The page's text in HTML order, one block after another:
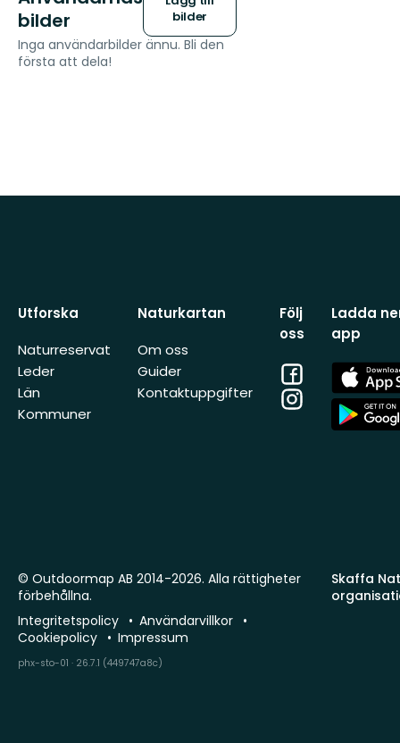
bilder
bilder
Inga användarbilder ännu. Bli den
första att dela!
Utforska
Naturreservat
Leder
Län
Kommuner
Naturkartan
Om oss
Guider
Kontaktuppgifter
Följ
oss
Facebook
Instagram
Ladda
app
App
Store
App
Store
Skaffa
© Outdoormap AB 2014-2026. Alla rättigheter
förbehållna.
Integritetspolicy
Användarvillkor
Cookiepolicy
Impressum
phx-sto-01 · 26.7.1 (449747a8c)